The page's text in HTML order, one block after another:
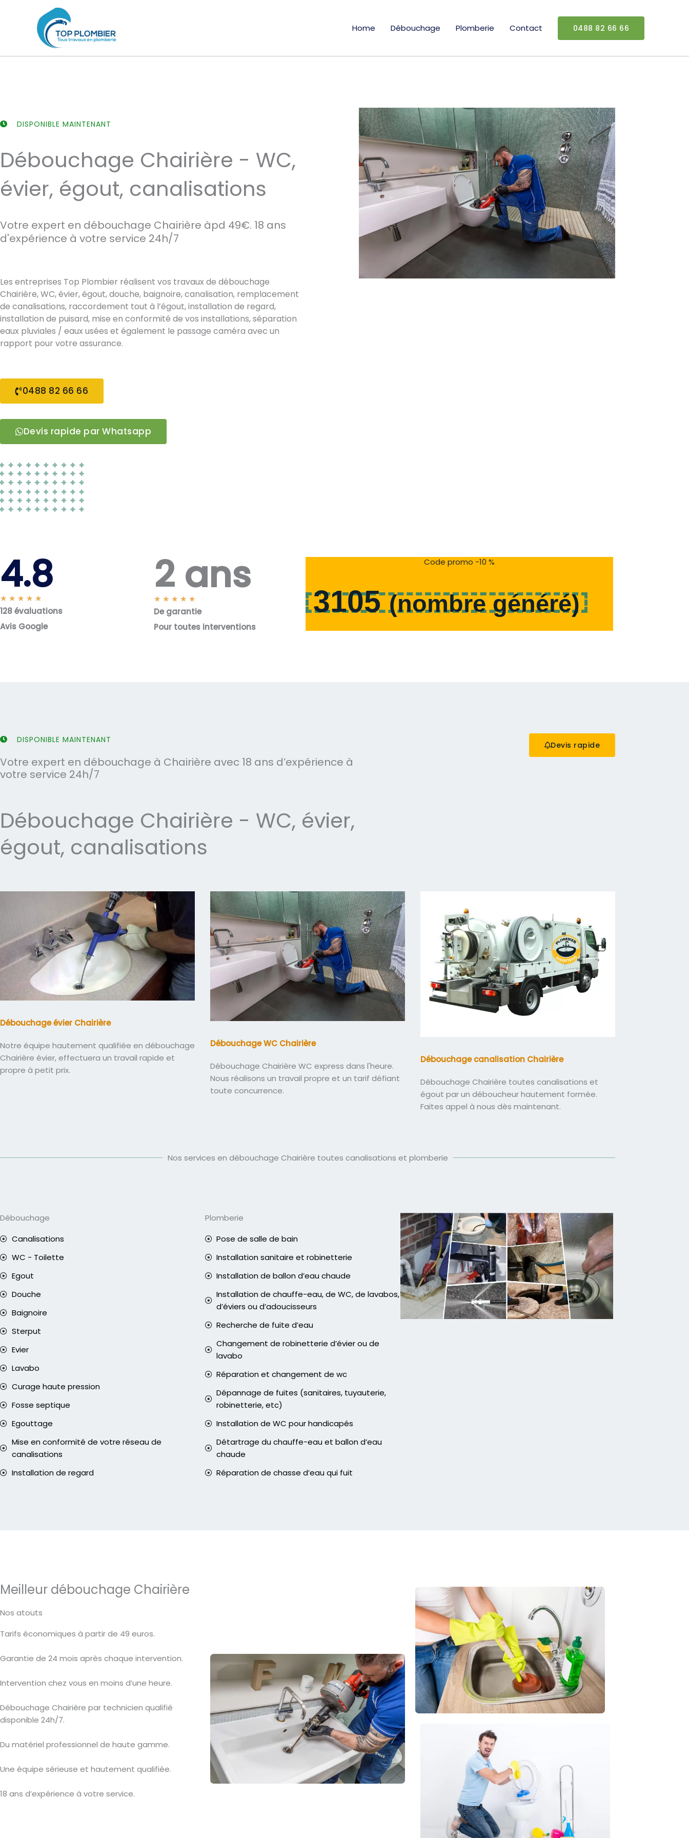
Home Débouchage Plomberie Contact 0488 82 66 66
DISPONIBLE MAINTENANT
Débouchage Chairière - WC,
évier, égout, canalisations
Votre expert en débouchage Chairière àpd 49€. 18 ans
d'expérience à votre service 24h/7
Les entreprises Top Plombier réalisent vos travaux de débouchage
Chairière, WC, évier, égout, douche, baignoire, canalisation, remplacement
de canalisations, raccordement tout à l’égout, installation de regard,
installation de puisard, mise en conformité de vos installations, séparation
eaux pluviales / eaux usées et également le passage caméra avec un
rapport pour votre assurance.
0488 82 66 66
Devis rapide par Whatsapp
4.8
★ ★ ★ ★ ★
o
t
128 évaluations
Avis Google
2 ans
★ ★ ★ ★ ★
o
De garantie
Pour toutes interventions
Code promo -10 %
3105(nombre généré)
DISPONIBLE MAINTENANT
Votre expert en débouchage à Chairière avec 18 ans d’expérience à
votre service 24h/7
Débouchage Chairière - WC, évier,
égout, canalisations
Devis rapide
Débouchage évier Chairière
Notre équipe hautement qualifiée en débouchage
Chairière évier, effectuera un travail rapide et
propre à petit prix.
Débouchage WC Chairière
Débouchage Chairière WC express dans l'heure.
Nous réalisons un travail propre et un tarif défiant
toute concurrence.
Débouchage canalisation Chairière
Débouchage Chairière toutes canalisations et
égout par un déboucheur hautement formée.
Faites appel à nous dès maintenant.
Nos services en débouchage Chairière toutes canalisations et plomberie
Débouchage
Canalisations
WC - Toilette
Egout
Douche
Baignoire
Sterput
Evier
Lavabo
Curage haute pression
Fosse septique
Egouttage
Mise en conformité de votre réseau de
canalisations
Installation de regard
Plomberie
Pose de salle de bain
Installation sanitaire et robinetterie
Installation de ballon d’eau chaude
Installation de chauffe-eau, de WC, de lavabos,
d’éviers ou d’adoucisseurs
Recherche de fuite d’eau
Changement de robinetterie d’évier ou de
lavabo
Réparation et changement de wc
Dépannage de fuites (sanitaires, tuyauterie,
robinetterie, etc)
Installation de WC pour handicapés
Détartrage du chauffe-eau et ballon d’eau
chaude
Réparation de chasse d’eau qui fuit
Meilleur débouchage Chairière
Nos atouts
Tarifs économiques à partir de 49 euros.
Garantie de 24 mois après chaque intervention.
Intervention chez vous en moins d’une heure.
Débouchage Chairière par technicien qualifié
disponible 24h/7.
Du matériel professionnel de haute gamme.
Une équipe sérieuse et hautement qualifiée.
18 ans d’expérience à votre service.